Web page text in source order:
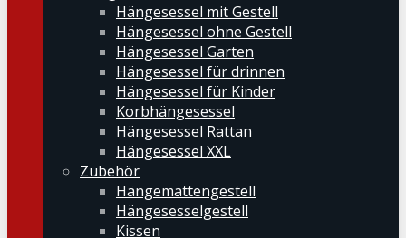
Hängesessel mit Gestell
Hängesessel ohne Gestell
Hängesessel Garten
Hängesessel für drinnen
Hängesessel für Kinder
Korbhängesessel
Hängesessel Rattan
Hängesessel XXL
Zubehör
Hängemattengestell
Hängesesselgestell
Kissen